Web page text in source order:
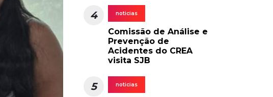
4 noticias
Comissão de Análise e
Prevenção de
Acidentes do CREA
visita SJB
5 noticias